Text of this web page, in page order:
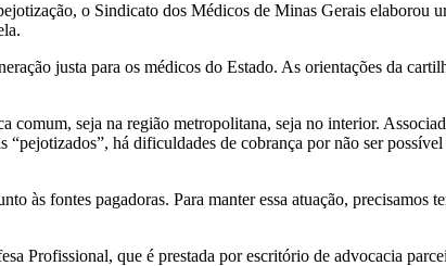
o Sindicato dos Médicos de Minas Gerais elaborou
justa para os médicos do Estado. As orientações da
seja na região metropolitana, seja no interior.
há dificuldades de cobrança por não ser
às fontes pagadoras. Para manter essa atuação, precisamos
Profissional, que é prestada por escritório de advocacia